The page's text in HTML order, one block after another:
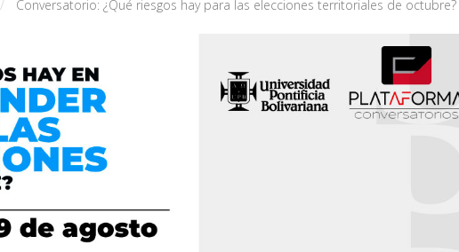
Conversatorio: ¿Qué riesgos hay para las elecciones territoriales de octubre?